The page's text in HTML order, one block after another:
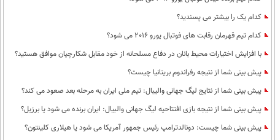
کدام یک را بیشتر می پسندید؟
کدام تیم قهرمان رقابت های فوتبال یورو 2016 می شود؟
با افزایش اختیارات محیط‌ بانان در دفاع مسلحانه از خود مقابل شکارچیان موافق هستید؟
پیش بینی شما از نتیجه رفراندوم بریتانیا چیست؟
پيش بينی شما از نتايج ليگ جهانی واليبال: تيم ملی ايران به مرحله بعد صعود می كند؟
پیش بینی شما از نتیجه بازی افتتاحیه لیگ جهانی والبیال: ایران برنده می شود یا برزیل؟
پیش بینی شما چیست: دونالدترامپ رئیس جمهور آمریکا می شود یا هیلاری کلینتون؟